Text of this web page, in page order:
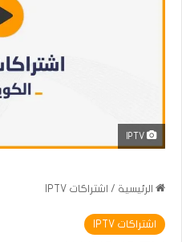
الرئيسية / اشتراكات IPTV
اشتراكات IPTV